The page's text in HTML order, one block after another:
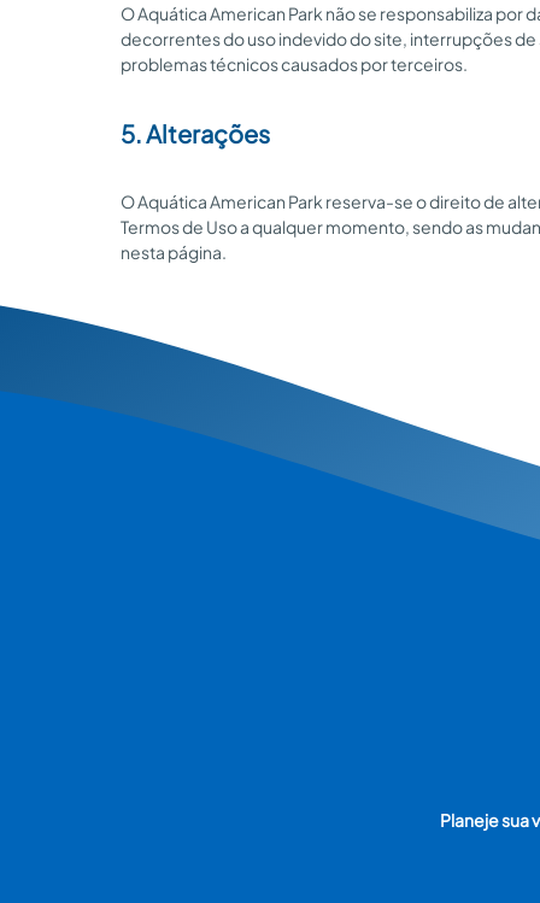
O Aquática American Park não se responsabiliza por
decorrentes do uso indevido do site, interrupções de
problemas técnicos causados por terceiros.
5. Alterações
O Aquática American Park reserva-se o direito de
Termos de Uso a qualquer momento, sendo as
nesta página.
Planeje sua